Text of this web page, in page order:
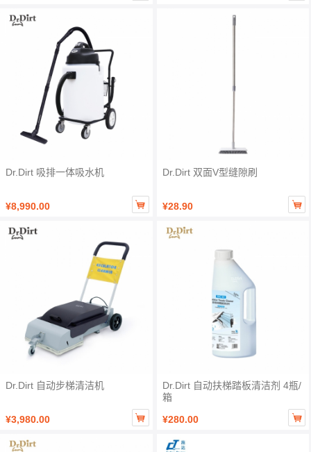
Dr.Dirt 吸排一体吸水机
¥8,990.00 
Dr.Dirt 双面V型缝隙刷
¥28.90 
Dr.Dirt 自动步梯清洁机
¥3,980.00 
Dr.Dirt 自动扶梯踏板清洁剂 4瓶/
箱
¥280.00
